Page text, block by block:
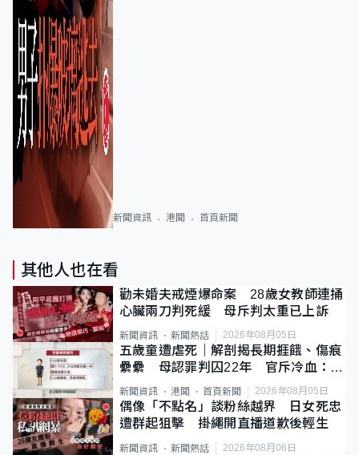
新聞資訊 港聞 首頁新聞
其他人也在看
勸未婚夫戒煙爆命案 28歲女教師連捅
心臟兩刀判死緩 母斥判太重已上訴
新聞資訊 新聞熱話 2026年08月05日
五歲童遭虐死｜解剖揭長期捱餓、傷痕
纍纍 母認罪判囚22年 官斥冷血：同
類案最惡劣
新聞資訊 港聞 首頁新聞 2026年08月05日
偶像「不點名」談粉絲越界 日女死忠
遭群起狙擊 掛繩開直播道歉後輕生
新聞資訊 新聞熱話 2026年08月06日